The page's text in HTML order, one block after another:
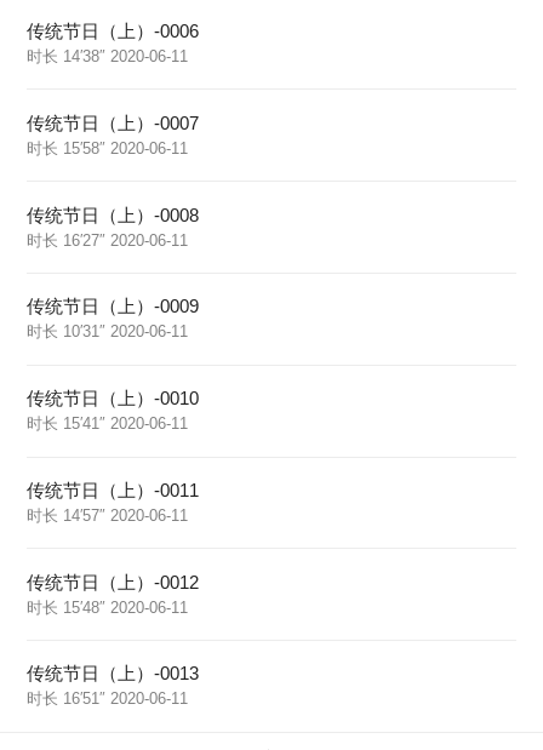
传统节日（上）-0006
时长 14′38″ 2020-06-11
传统节日（上）-0007
时长 15′58″ 2020-06-11
传统节日（上）-0008
时长 16′27″ 2020-06-11
传统节日（上）-0009
时长 10′31″ 2020-06-11
传统节日（上）-0010
时长 15′41″ 2020-06-11
传统节日（上）-0011
时长 14′57″ 2020-06-11
传统节日（上）-0012
时长 15′48″ 2020-06-11
传统节日（上）-0013
时长 16′51″ 2020-06-11